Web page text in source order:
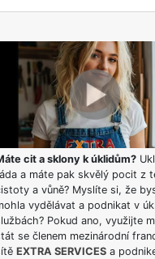
cit a sklony k úklidům?
a máte pak skvělý pocit z
a vůně? Myslíte si, že
vydělávat a podnikat v
Pokud ano, využijte
se členem mezinárodní
EXTRA SERVICESa